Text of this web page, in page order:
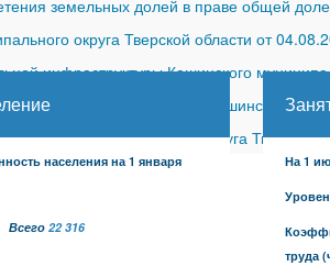
земельных долей в праве общей
округа Тверской области от
инфраструктуры Кашинского
сельского поселения Кашинского
муниципального округа
населения на 1 января
Всего 22 316
На 1
труда